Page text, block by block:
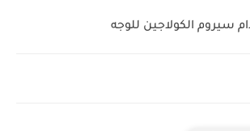
سيروم الكولاجين للوجه